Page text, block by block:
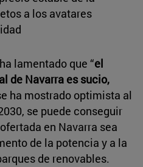
a los avatares
lamentado que “el
de Navarra es sucio,
ha mostrado optimista al
se puede conseguir
en Navarra sea
de la potencia y a la
de renovables.